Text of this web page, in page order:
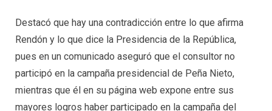
Destacó que hay una contradicción entre lo que afirma
Rendón y lo que dice la Presidencia de la República,
pues en un comunicado aseguró que el consultor no
participó en la campaña presidencial de Peña Nieto,
mientras que él en su página web expone entre sus
mayores logros haber participado en la campaña del